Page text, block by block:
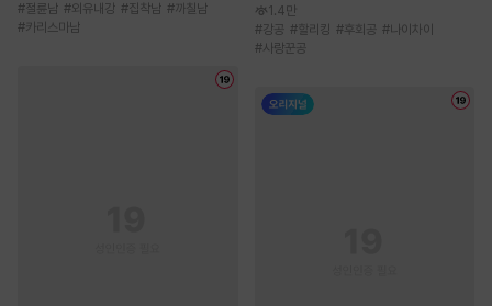
#절륜남 #외유내강 #집착남 #까칠남
#카리스마남
1.4만
#강공 #할리킹 #후회공 #나이차이
#사랑꾼공